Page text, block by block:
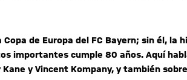
de Europa del FC Bayern; sin él, la
importantes cumple 80 años. Aquí
y Vincent Kompany, y también